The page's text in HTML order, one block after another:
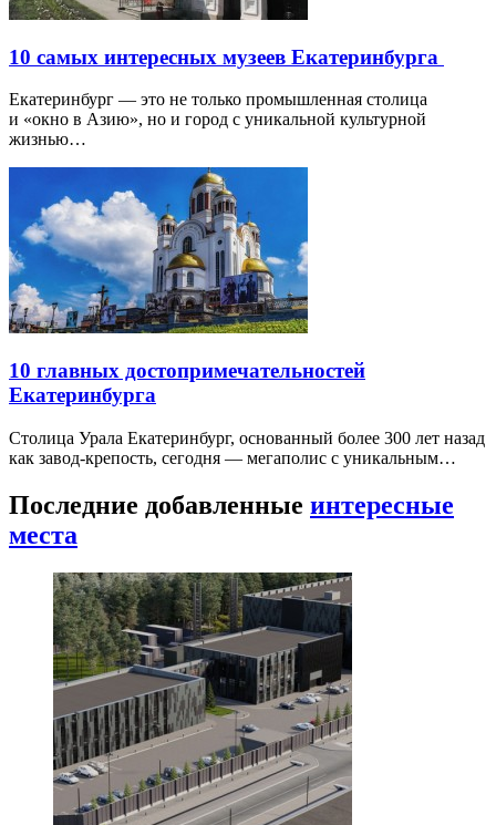
10 самых интересных музеев Екатеринбурга
Екатеринбург — это не только промышленная столица
и «окно в Азию», но и город с уникальной культурной
жизнью…
10 главных достопримечательностей
Екатеринбурга
Столица Урала Екатеринбург, основанный более 300 лет назад
как завод-крепость, сегодня — мегаполис с уникальным…
Последние добавленные интересные
места